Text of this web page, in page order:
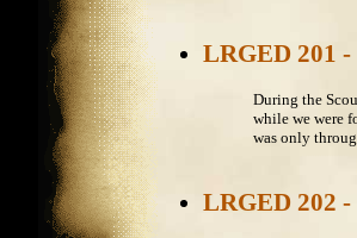
LRGED 201
During the
while we were
was only
LRGED 202